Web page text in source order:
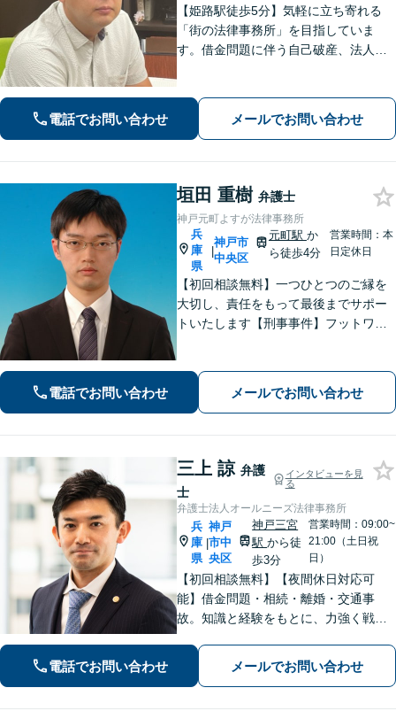
【姫路駅徒歩5分】気軽に立ち寄れる
「街の法律事務所」を目指していま
す。借金問題に伴う自己破産、法人破
しっかり耳を傾けサポートいたしま
す。【初回相談無料】【個室対応】
電話でお問い合わせ メールでお問い合わせ
垣田 重樹 弁護士
神戸元町よすが法律事務所
兵
庫
県
|
神戸市
中央区
元町駅 か
ら徒歩4分
営業時間：本
日定休日
【初回相談無料】一つひとつのご縁を
大切し、責任をもって最後までサポー
トいたします【刑事事件】フットワー
題】経済面やお子さまの将来を見据
え、納得できる解決策を提案【元町駅4
電話でお問い合わせ メールでお問い合わせ
三上 諒 弁護
士
インタビューを見
る
弁護士法人オールニーズ法律事務所
兵
庫
県
|
神戸
市中
央区
神戸三宮
駅から徒
歩3分
営業時間：09:00~
21:00（土日祝
日）
【初回相談無料】【夜間休日対応可
能】借金問題・相続・離婚・交通事
故。知識と経験をもとに、力強く戦い
剣に向き合い、わかりやすい言葉を心
掛けます。
電話でお問い合わせ メールでお問い合わせ